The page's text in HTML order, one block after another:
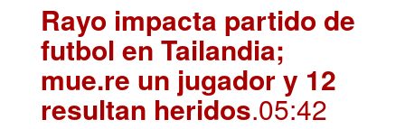
Rayo impacta partido de
futbol en Tailandia;
mue.re un jugador y 12
resultan heridos.05:42